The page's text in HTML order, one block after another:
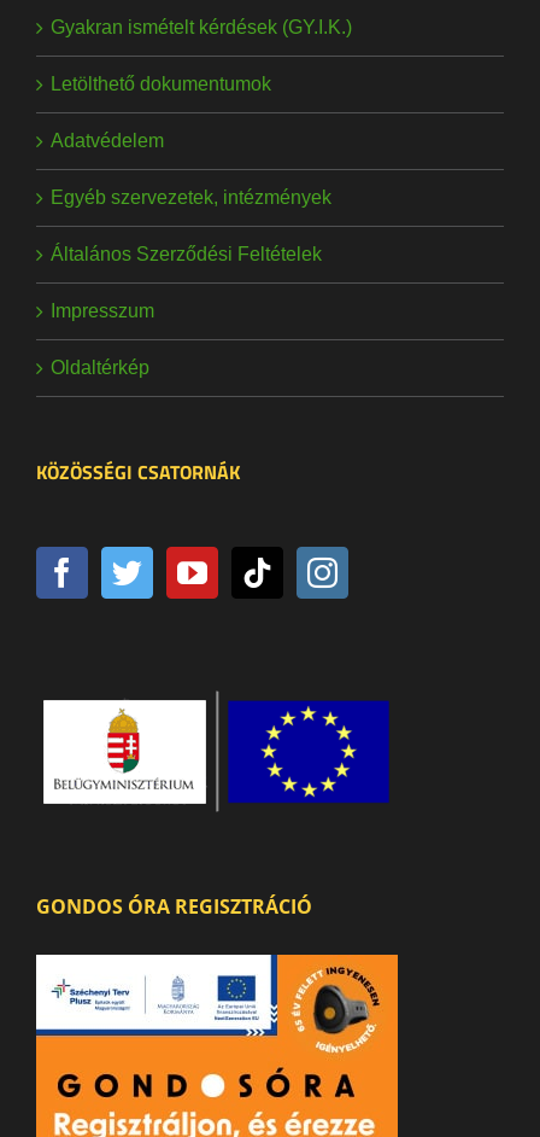
Gyakran ismételt kérdések (GY.I.K.)
Letölthető dokumentumok
Adatvédelem
Egyéb szervezetek, intézmények
Általános Szerződési Feltételek
Impresszum
Oldaltérkép
KÖZÖSSÉGI CSATORNÁK
GONDOS ÓRA REGISZTRÁCIÓ